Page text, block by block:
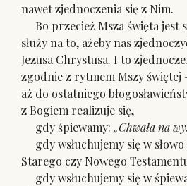
nawet zjednoczenia się z Nim.
Bo przecież Msza święta jest
służy na to, ażeby nas
Jezusa Chrystusa. I to
zgodnie z rytmem Mszy świętej
aż do ostatniego
z Bogiem realizuje się,
gdy śpiewamy: „Chwała na
gdy wsłuchujemy się w słowo
Starego czy Nowego
gdy wsłuchujemy się w